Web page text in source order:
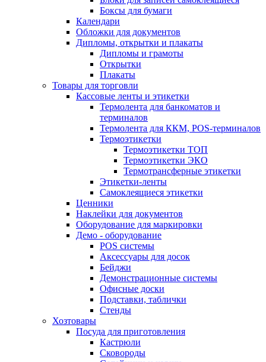
Боксы для бумаги
Календари
Обложки для документов
Дипломы, открытки и плакаты
Дипломы и грамоты
Открытки
Плакаты
Товары для торговли
Кассовые ленты и этикетки
Термолента для банкоматов и
терминалов
Термолента для ККМ, POS-терминалов
Термоэтикетки
Термоэтикетки ТОП
Термоэтикетки ЭКО
Термотрансферные этикетки
Этикетки-ленты
Самоклеящиеся этикетки
Ценники
Наклейки для документов
Оборудование для маркировки
Демо - оборудование
POS системы
Аксессуары для досок
Бейджи
Демонстрационные системы
Офисные доски
Подставки, таблички
Стенды
Хозтовары
Посуда для приготовления
Кастрюли
Сковороды